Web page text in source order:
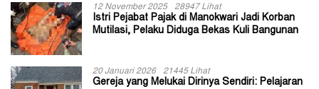
12 November 2025 28947 Lihat
Istri Pejabat Pajak di Manokwari Jadi Korban
Mutilasi, Pelaku Diduga Bekas Kuli Bangunan
20 Januari 2026 21445 Lihat
Gereja yang Melukai Dirinya Sendiri: Pelajaran